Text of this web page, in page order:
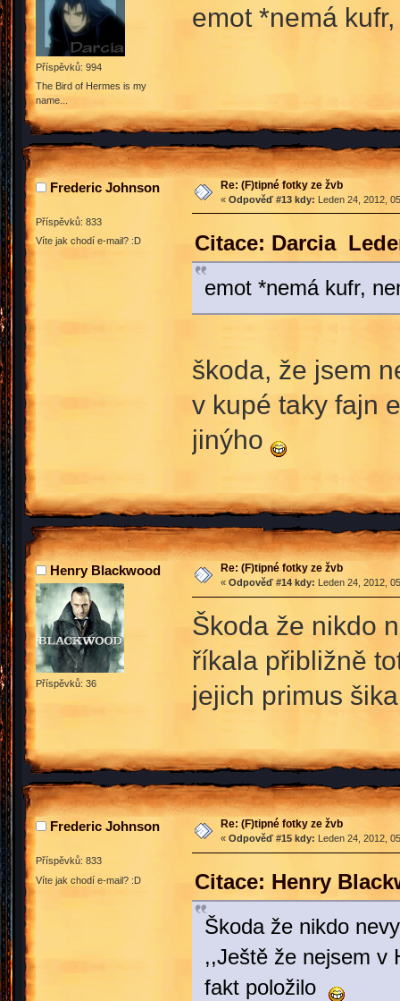
Příspěvků: 994
The Bird of Hermes is my
name...
emot *nemá
Frederic Johnson
Příspěvků: 833
Víte jak chodí e-mail? :D
Re: (F)tipné fotky ze žvb
« Odpověď #13 kdy: Leden 24, 2012,
Citace: Darcia
emot *nemá kufr,
škoda, že jsem
v kupé taky fajn
jinýho
Henry Blackwood
Příspěvků: 36
Re: (F)tipné fotky ze žvb
« Odpověď #14 kdy: Leden 24, 2012,
Škoda že nikdo
říkala přibližně
jejich primus
Frederic Johnson
Příspěvků: 833
Víte jak chodí e-mail? :D
Re: (F)tipné fotky ze žvb
« Odpověď #15 kdy: Leden 24, 2012,
Citace: Henry
Škoda že nikdo
,,Ještě že nejsem v
fakt položilo